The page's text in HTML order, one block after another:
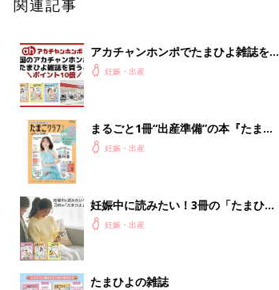
関連記事
アカチャンホンポでたまひよ雑誌を買
うとポイント10倍【期間限定】
妊娠・出産
まるごと1冊“出産準備”の本『たまご
クラブ 夏号』〈スペシャル大特集〉
妊娠・出産
妊娠中に読みたい！3冊の「たまひ
よ」妊娠・出産
たまひよの雑誌